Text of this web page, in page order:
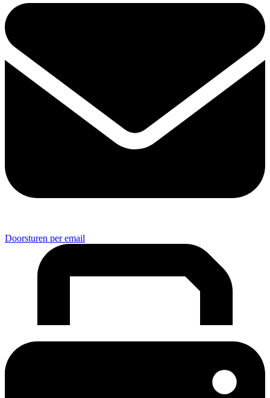
Doorsturen per email